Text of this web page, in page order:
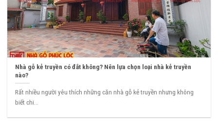
Nhà gỗ kẻ truyền có đắt không? Nên lựa chọn loại nhà kẻ truyền
nào?
Rất nhiều người yêu thích những căn nhà gỗ kẻ truyền nhưng không
biết chi...